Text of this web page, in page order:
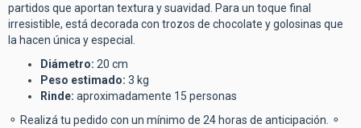
partidos que aportan textura y suavidad. Para un toque final
irresistible, está decorada con trozos de chocolate y golosinas que
la hacen única y especial.
Diámetro: 20 cm
Peso estimado: 3 kg
Rinde: aproximadamente 15 personas
⚬ Realizá tu pedido con un mínimo de 24 horas de anticipación. ⚬